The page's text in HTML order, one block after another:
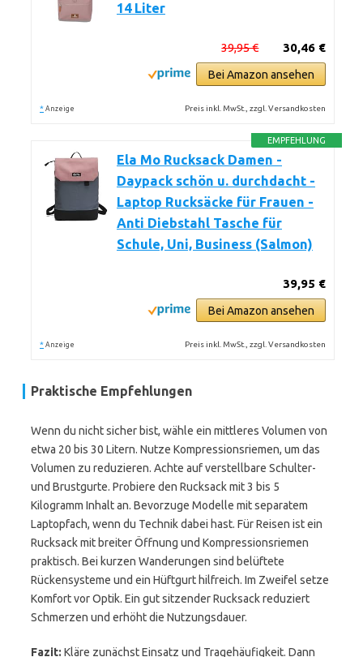
14 Liter
30,46 €
39,95 €
Bei Amazon ansehen
* Anzeige Preis inkl. MwSt., zzgl. Versandkosten
EMPFEHLUNG
Ela Mo Rucksack Damen -
Daypack schön u. durchdacht -
Laptop Rucksäcke für Frauen -
Anti Diebstahl Tasche für
Schule, Uni, Business (Salmon)
39,95 €
Bei Amazon ansehen
* Anzeige Preis inkl. MwSt., zzgl. Versandkosten
Praktische Empfehlungen
Wenn du nicht sicher bist, wähle ein mittleres Volumen von
etwa 20 bis 30 Litern. Nutze Kompressionsriemen, um das
Volumen zu reduzieren. Achte auf verstellbare Schulter-
und Brustgurte. Probiere den Rucksack mit 3 bis 5
Kilogramm Inhalt an. Bevorzuge Modelle mit separatem
Laptopfach, wenn du Technik dabei hast. Für Reisen ist ein
Rucksack mit breiter Öffnung und Kompressionsriemen
praktisch. Bei kurzen Wanderungen sind belüftete
Rückensysteme und ein Hüftgurt hilfreich. Im Zweifel setze
Komfort vor Optik. Ein gut sitzender Rucksack reduziert
Schmerzen und erhöht die Nutzungsdauer.
Fazit: Kläre zunächst Einsatz und Tragehäufigkeit. Dann